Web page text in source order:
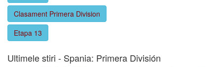
Clasament Primera Division
Etapa 13
Ultimele stiri - Spania: Primera División